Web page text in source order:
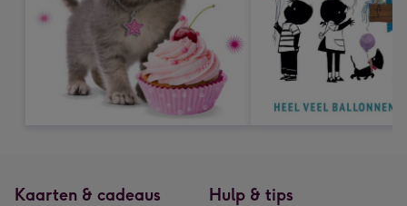
Kaarten & cadeaus Hulp & tips